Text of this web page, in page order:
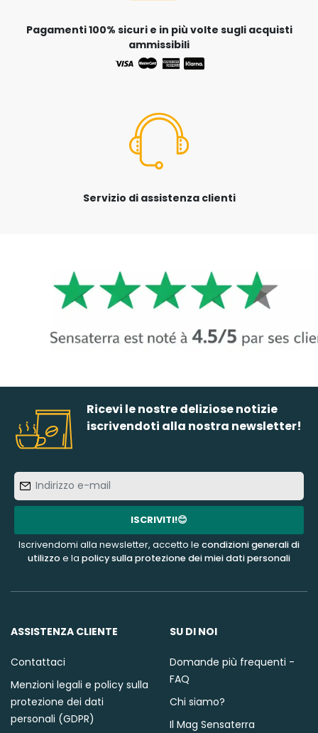
Pagamenti 100% sicuri e in più volte sugli acquisti
ammissibili
Servizio di assistenza clienti
Ricevi le nostre deliziose notizie
iscrivendoti alla nostra newsletter!
e-
mail
ISCRIVITI!😊
Iscrivendomi alla newsletter, accetto le condizioni generali di
utilizzoe la policy sulla protezione dei miei dati personali
ASSISTENZA CLIENTE
Contattaci
Menzioni legali e policy sulla
protezione dei dati
personali (GDPR)
SU DI NOI
Domande più frequenti -
FAQ
Chi siamo?
Il Mag Sensaterra